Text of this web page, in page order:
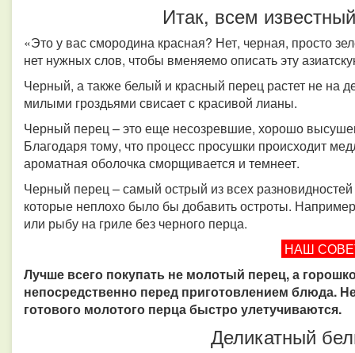
Итак, всем
«Это у вас смородина красная? Нет, черная, просто
нет нужных слов, чтобы вменяемо описать эту
Черный, а также белый и красный перец растет не на
милыми гроздьями свисает с красивой лианы.
Черный перец – это еще несозревшие, хорошо
Благодаря тому, что процесс просушки происходит
ароматная оболочка сморщивается и темнеет.
Черный перец – самый острый из всех
которые неплохо было бы добавить остроты.
или рыбу на гриле без черного перца.
НАШ
Лучше всего покупать не молотый перец, а
непосредственно перед приготовлением блюда.
готового молотого перца быстро улетучиваются.
Деликатный